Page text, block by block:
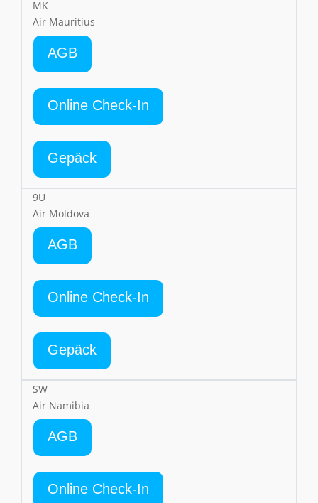
MK
Air Mauritius
AGB
Online Check-In
Gepäck
9U
Air Moldova
AGB
Online Check-In
Gepäck
SW
Air Namibia
AGB
Online Check-In